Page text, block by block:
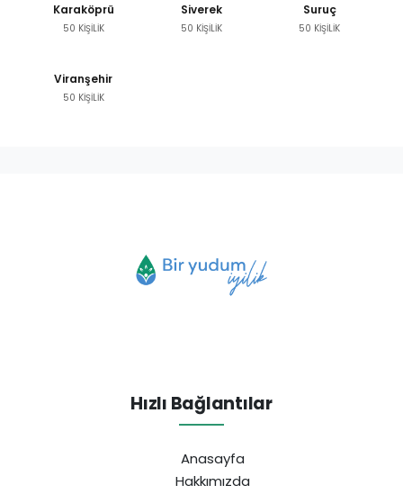
Karaköprü
50 KİŞİLİK
Siverek
50 KİŞİLİK
Suruç
50 KİŞİLİK
Viranşehir
50 KİŞİLİK
Hızlı Bağlantılar
Anasayfa
Hakkımızda